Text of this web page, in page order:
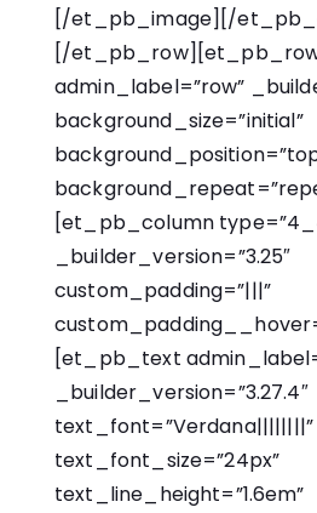
[/et_pb_image][/
[/
admin_label=”row”
background_size=”initial”
[et_pb_column
_builder_version=”3.25″
custom_padding=”|||”
[et_pb_text
_builder_version=”3.27.4″
text_font=”Verdana||||||||”
text_font_size=”24px”
text_line_height=”1.6em”